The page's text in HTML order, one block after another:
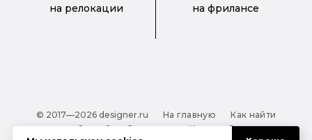
на релокации на фрилансе
© 2017—2026 designer.ru На главную
Как найти
дизайнера?
О проекте
Карта сайта